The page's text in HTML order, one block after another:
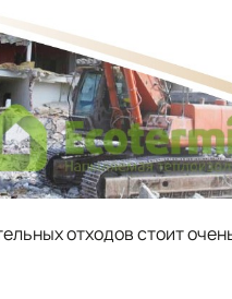
отходов стоит